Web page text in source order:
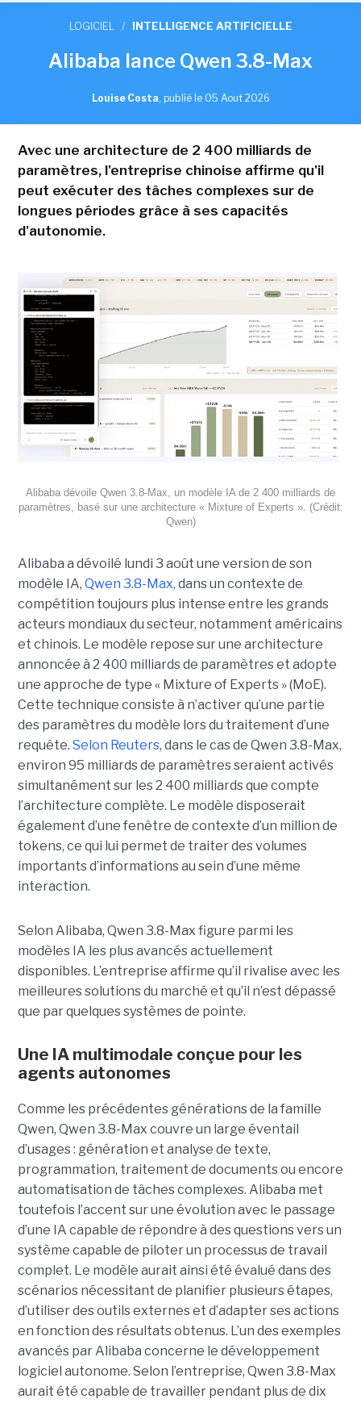
LOGICIEL / INTELLIGENCE ARTIFICIELLE
Alibaba lance Qwen 3.8-Max
Louise Costa, publié le 05 Aout 2026
Avec une architecture de 2 400 milliards de
paramètres, l'entreprise chinoise affirme qu'il
peut exécuter des tâches complexes sur de
longues périodes grâce à ses capacités
d'autonomie.
Alibaba dévoile Qwen 3.8-Max, un modèle IA de 2 400 milliards de
paramètres, basé sur une architecture « Mixture of Experts ». (Crédit:
Qwen)
Alibaba a dévoilé lundi 3 août une version de son
modèle IA, Qwen 3.8-Max, dans un contexte de
compétition toujours plus intense entre les grands
acteurs mondiaux du secteur, notamment américains
et chinois. Le modèle repose sur une architecture
annoncée à 2 400 milliards de paramètres et adopte
une approche de type « Mixture of Experts » (MoE).
Cette technique consiste à n’activer qu’une partie
des paramètres du modèle lors du traitement d’une
requête. Selon Reuters, dans le cas de Qwen 3.8-Max,
environ 95 milliards de paramètres seraient activés
simultanément sur les 2 400 milliards que compte
l’architecture complète. Le modèle disposerait
également d’une fenêtre de contexte d’un million de
tokens, ce qui lui permet de traiter des volumes
importants d’informations au sein d’une même
interaction.
Selon Alibaba, Qwen 3.8-Max figure parmi les
modèles IA les plus avancés actuellement
disponibles. L’entreprise affirme qu’il rivalise avec les
meilleures solutions du marché et qu’il n’est dépassé
que par quelques systèmes de pointe.
Une IA multimodale conçue pour les
agents autonomes
Comme les précédentes générations de la famille
Qwen, Qwen 3.8-Max couvre un large éventail
d’usages : génération et analyse de texte,
programmation, traitement de documents ou encore
automatisation de tâches complexes. Alibaba met
toutefois l’accent sur une évolution avec le passage
d’une IA capable de répondre à des questions vers un
système capable de piloter un processus de travail
complet. Le modèle aurait ainsi été évalué dans des
scénarios nécessitant de planifier plusieurs étapes,
d’utiliser des outils externes et d’adapter ses actions
en fonction des résultats obtenus. L’un des exemples
avancés par Alibaba concerne le développement
logiciel autonome. Selon l’entreprise, Qwen 3.8-Max
aurait été capable de travailler pendant plus de dix